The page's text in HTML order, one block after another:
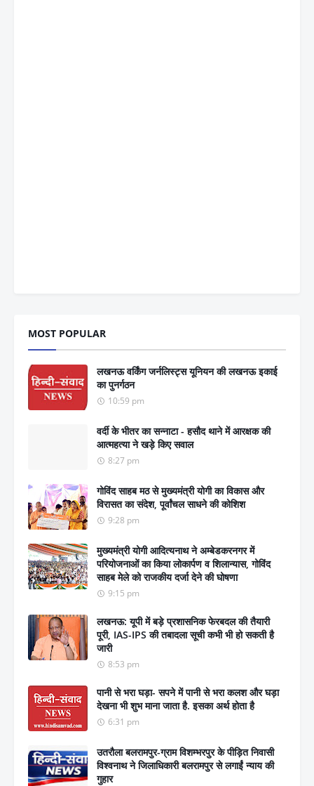
MOST POPULAR
लखनऊ वर्किंग जर्नलिस्ट्स यूनियन की लखनऊ इकाई
का पुनर्गठन
10:59 pm
वर्दी के भीतर का सन्नाटा - हसौद थाने में आरक्षक की
आत्महत्या ने खड़े किए सवाल
8:27 pm
गोविंद साहब मठ से मुख्यमंत्री योगी का विकास और
विरासत का संदेश, पूर्वांचल साधने की कोशिश
9:28 pm
मुख्यमंत्री योगी आदित्यनाथ ने अम्बेडकरनगर में
परियोजनाओं का किया लोकार्पण व शिलान्यास, गोविंद
साहब मेले को राजकीय दर्जा देने की घोषणा
9:15 pm
लखनऊ: यूपी में बड़े प्रशासनिक फेरबदल की तैयारी
पूरी, IAS-IPS की तबादला सूची कभी भी हो सकती है
जारी
8:53 pm
पानी से भरा घड़ा- सपने में पानी से भरा कलश और घड़ा
देखना भी शुभ माना जाता है. इसका अर्थ होता है
6:31 pm
उतरौला बलरामपुर-ग्राम विशम्भरपुर के पीड़ित निवासी
विश्वनाथ ने जिलाधिकारी बलरामपुर से लगाईं न्याय की
गुहार